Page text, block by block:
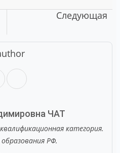
Следующая
ЧАТ
категория.
РФ.